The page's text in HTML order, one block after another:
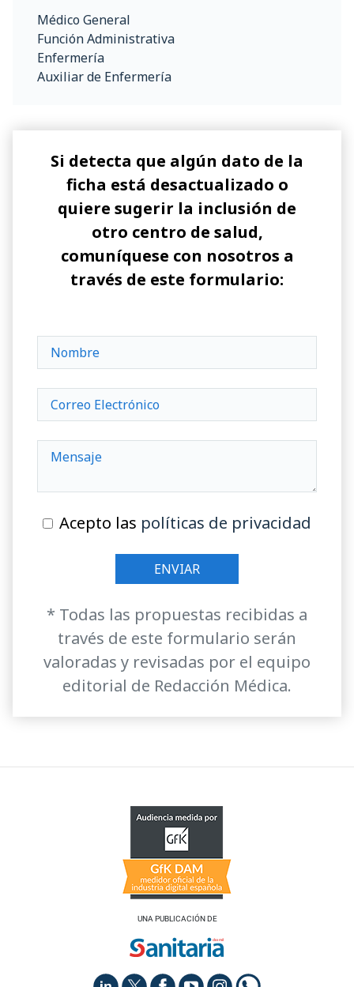
Médico General
Función Administrativa
Enfermería
Auxiliar de Enfermería
Si detecta que algún dato de la
ficha está desactualizado o
quiere sugerir la inclusión de
otro centro de salud,
comuníquese con nosotros a
través de este formulario:
Acepto las políticas de privacidad
* Todas las propuestas recibidas a
través de este formulario serán
valoradas y revisadas por el equipo
editorial de Redacción Médica.
UNA PUBLICACIÓN DE